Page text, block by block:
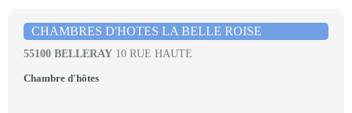
CHAMBRES D'HOTES LA BELLE ROISE
55100 BELLERAY 10 RUE HAUTE
Chambre d'hôtes